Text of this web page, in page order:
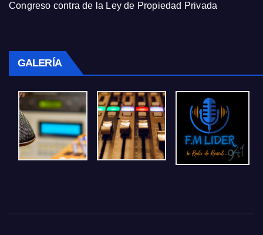
Congreso contra de la Ley de Propiedad Privada
GALERÍA